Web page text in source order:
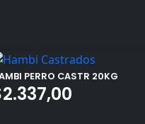
PERRO CASTR 20KG
2.337,00